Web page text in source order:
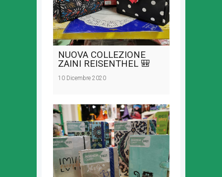
NUOVA COLLEZIONE
ZAINI REISENTHEL 🎒
10 Dicembre 2020